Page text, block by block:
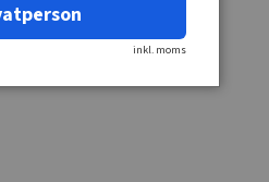
inkl. moms